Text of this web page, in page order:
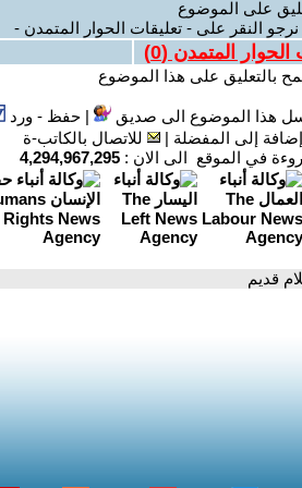
على الموضوع
النقر على - تعليقات الحوار المتمدن -
الحوار المتمدن (0
)
بالتعليق على هذا الموضوع
هذا الموضوع الى صديق |حفظ - ورد
إضافة إلى المفضلة |
للاتصال بالكاتب-ة
في الموقع الى الان : 4,294,967,295
قديم